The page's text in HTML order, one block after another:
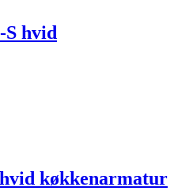
hvid
køkkenarmatur